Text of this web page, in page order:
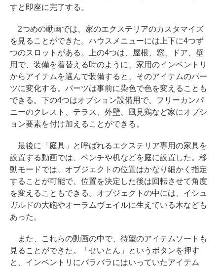
すと即座に完了する。
2つめの動画では、家のエクステリアのカスタマイズ
を見ることができた。ハウスメニューには上下に4つず
つのスロットがある。上の4つは、屋根、窓、ドア、壁
用で、装備を着替える時のように、家用のインベントリ
からアイテムを選んで装備すると、そのアイテムのパー
ツに変化する。パーツは事前に染色で色を変えることも
できる。下の4つはオプション設備用で、フリーカンパ
ニーのクレスト、テラス、外壁、風見鶏など家にオプシ
ョン要素を付け加えることができる。
最後に「庭具」と呼ばれるエクステリア専用の家具を
設置する動画では、ベンチや机などを庭に設置した。移
動モードでは、オブジェクトの位置はかなり細かく指定
することが可能で、位置を決定した後は回転させて角度
を変えることもできる。オブジェクトの中には、イシュ
ガルドの大砲やオーラムヴェイルに生えている木なども
あった。
また、これらの動画の中で、待望のアイテムソートも
見ることができた。「せいとん」というボタンを押す
と、インベントリにバラバラにはいっていたアイテム